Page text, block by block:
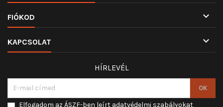
FIÓKOD 
KAPCSOLAT 
HÍRLEVÉL
Elfogadom az ÁSZF-ben leírt adatvédelmi szabályokat